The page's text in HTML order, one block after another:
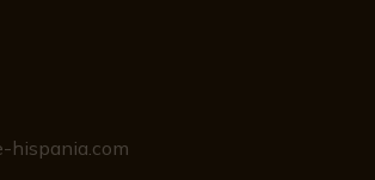
hispania.com